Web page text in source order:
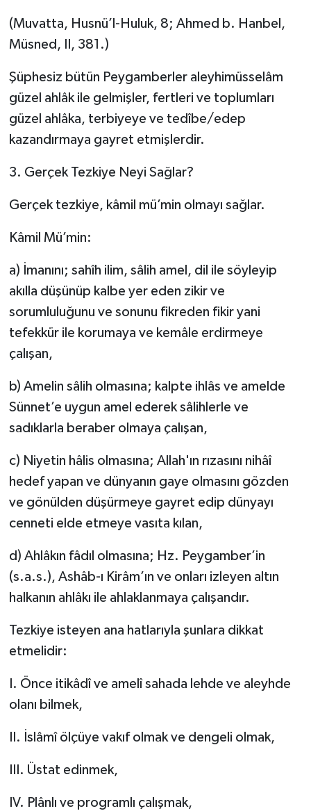
(Muvatta, Husnü’l-Huluk, 8; Ahmed b. Hanbel,
Müsned, II, 381.)
Şüphesiz bütün Peygamberler aleyhimüsselâm
güzel ahlâk ile gelmişler, fertleri ve toplumları
güzel ahlâka, terbiyeye ve tedîbe/edep
kazandırmaya gayret etmişlerdir.
3. Gerçek Tezkiye Neyi Sağlar?
Gerçek tezkiye, kâmil mü’min olmayı sağlar.
Kâmil Mü’min:
a) İmanını; sahîh ilim, sâlih amel, dil ile söyleyip
akılla düşünüp kalbe yer eden zikir ve
sorumluluğunu ve sonunu fikreden fikir yani
tefekkür ile korumaya ve kemâle erdirmeye
çalışan,
b) Amelin sâlih olmasına; kalpte ihlâs ve amelde
Sünnet’e uygun amel ederek sâlihlerle ve
sadıklarla beraber olmaya çalışan,
c) Niyetin hâlis olmasına; Allah'ın rızasını nihâî
hedef yapan ve dünyanın gaye olmasını gözden
ve gönülden düşürmeye gayret edip dünyayı
cenneti elde etmeye vasıta kılan,
d) Ahlâkın fâdıl olmasına; Hz. Peygamber’in
(s.a.s.), Ashâb-ı Kirâm’ın ve onları izleyen altın
halkanın ahlâkı ile ahlaklanmaya çalışandır.
Tezkiye isteyen ana hatlarıyla şunlara dikkat
etmelidir:
I. Önce itikâdî ve amelî sahada lehde ve aleyhde
olanı bilmek,
II. İslâmî ölçüye vakıf olmak ve dengeli olmak,
III. Üstat edinmek,
IV. Plânlı ve programlı çalışmak,